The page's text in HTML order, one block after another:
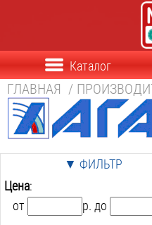
Каталог
ГЛАВНАЯ /
▼ ФИЛЬТР
Цена:
от
р. до